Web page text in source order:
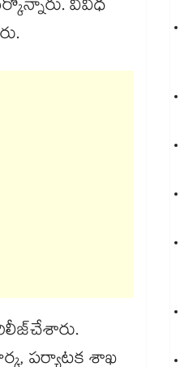
వివిధ
పర్యాటక శాఖ